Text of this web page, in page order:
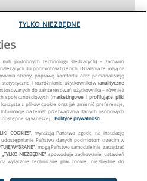
podobnych technologii śledzących) – zarówno
do podmiotów trzecich. Działania te mają na
strony, poprawę komfortu oraz personalizację
statystyczne i rozróżnianie użytkowników (analityczne
do zainteresowań użytkownika – również
społecznościowych (marketingowe i profilujące pliki
korzysta z plików cookie oraz jak zmienić preferencje,
. Informacje na temat przetwarzania danych osobowych
są w naszej
Polityce prywatności
COOKIES" , wyrażają Państwo zgodę na instalację
Państwa danych podmiotom trzecim w
WYBRANE" , mogą Państwo samodzielnie zarządzać
„TYLKO NIEZBĘDNE" spowoduje zachowanie ustawień
wyłącznie techniczne pliki cookie, niezbędne do
TYLKO NIEZBĘDNE